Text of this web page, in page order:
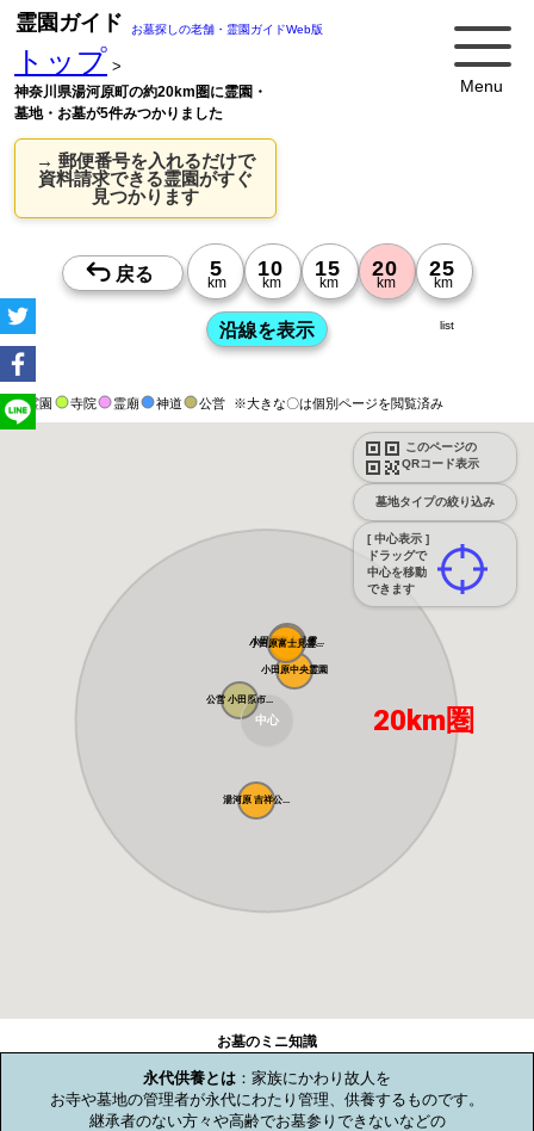
Menu
霊園ガイド お墓探しの老舗・霊園ガイドWeb版
トップ >
神奈川県湯河原町の約20km圏に霊園・
墓地・お墓が5件みつかりました
→ 郵便番号を入れるだけで
資料請求できる霊園がすぐ
見つかります
霊園 寺院 霊廟 神道 公営 ※大きな〇は個別ページを閲覧済み
このページの
QRコード表示
墓地タイプの絞り込み
[ 中心表示 ]
ドラッグで
中心を移動
できます
list
湯河原 吉祥公...
小田原中央霊園
公営 小田原市...
小田原富士見霊...
小田原富士見霊...
中心 20km圏
お墓のミニ知識
永代供養とは ：家族にかわり故人を
お寺や墓地の管理者が永代にわたり管理、供養するものです。
継承者のない方々や高齢でお墓参りできないなどの